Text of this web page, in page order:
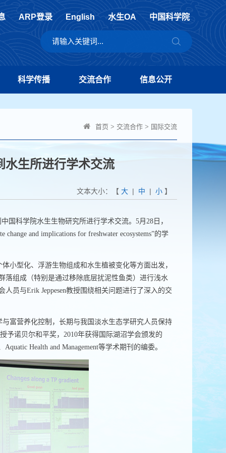
ARP登录 English 水生OA 中国科学院
科学传播 交流合作 信息公开
首页 > 交流合作 > 国际交流
水生所进行学术交流
文本大小：【 大| 中 | 小】
国科学院水生生物研究所进行学术交流。 5月 28 日，
change and implications for freshwater ecosystems”的学
小型化、浮游生物组成和水生植被变化等方面出发，
落组成（特别是通过移除底层扰泥性鱼类）进行浅水
人员与Erik Jeppesen教授围绕相关问题进行了深入的交
富营养化控制，长期与我国淡水生态学研究人员保持
予诺贝尔和平奖， 2010年获得国际湖沼学会颁发的
Aquatic Health and Management等学术期刊的编委。